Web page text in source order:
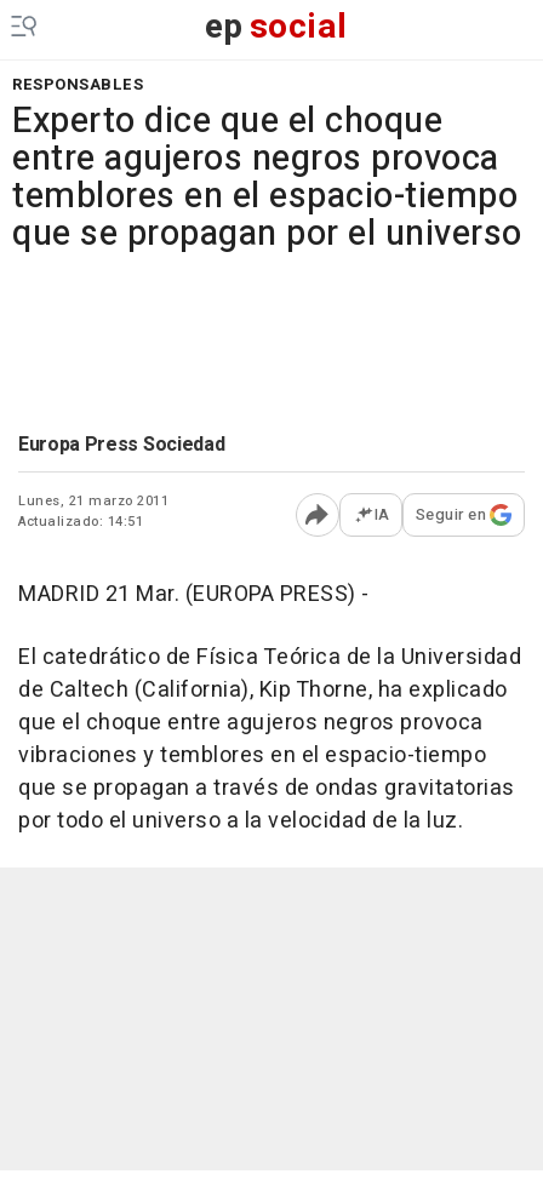
epsocial
RESPONSABLES
Experto dice que el choque
entre agujeros negros provoca
temblores en el espacio-tiempo
que se propagan por el universo
Europa Press Sociedad
Lunes, 21 marzo 2011
Actualizado: 14:51
Abrir opciones para
IA Seguir en
MADRID 21 Mar. (EUROPA PRESS) -
El catedrático de Física Teórica de la Universidad
de Caltech (California), Kip Thorne, ha explicado
que el choque entre agujeros negros provoca
vibraciones y temblores en el espacio-tiempo
que se propagan a través de ondas gravitatorias
por todo el universo a la velocidad de la luz.